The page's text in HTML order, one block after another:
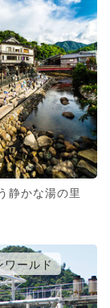
静かな湯の里
ワールド